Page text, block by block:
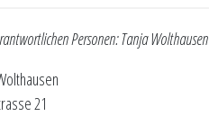
Personen: Tanja Wolthausen
21